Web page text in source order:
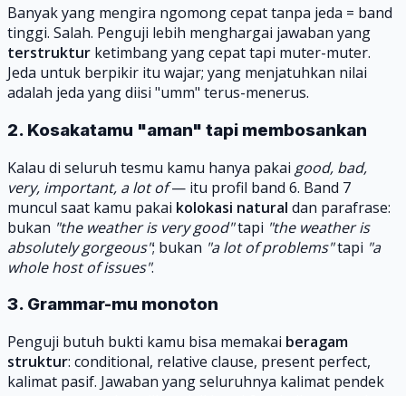
Banyak yang mengira ngomong cepat tanpa jeda = band
tinggi. Salah. Penguji lebih menghargai jawaban yang
terstruktur ketimbang yang cepat tapi muter-muter.
Jeda untuk berpikir itu wajar; yang menjatuhkan nilai
adalah jeda yang diisi "umm" terus-menerus.
2. Kosakatamu "aman" tapi membosankan
Kalau di seluruh tesmu kamu hanya pakai good, bad,
very, important, a lot of— itu profil band 6. Band 7
muncul saat kamu pakai kolokasi natural dan parafrase:
bukan "the weather is very good"tapi "the weather is
absolutely gorgeous"; bukan "a lot of problems"tapi "a
whole host of issues".
3. Grammar-mu monoton
Penguji butuh bukti kamu bisa memakai beragam
struktur: conditional, relative clause, present perfect,
kalimat pasif. Jawaban yang seluruhnya kalimat pendek